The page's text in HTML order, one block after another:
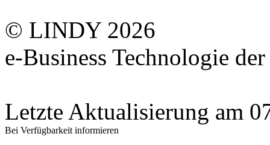
© LINDY 2026
e-Business Technologie
Letzte Aktualisierung am
Bei Verfügbarkeit informieren